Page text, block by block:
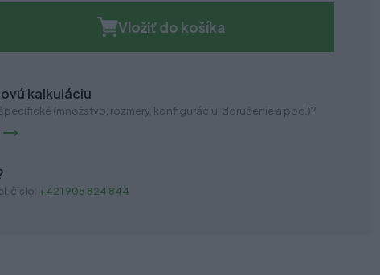
Vložiť do košíka
kalkuláciu
(množstvo, rozmery, konfiguráciu, doručenie a pod.)?
číslo: +421 905 824 844